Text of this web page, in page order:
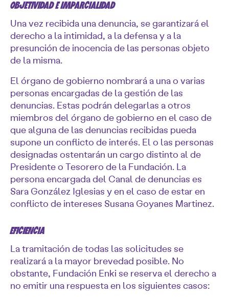
OBJETIVIDAD E IMPARCIALIDAD
Una vez recibida una denuncia, se garantizará el
derecho a la intimidad, a la defensa y a la
presunción de inocencia de las personas objeto
de la misma.
El órgano de gobierno nombrará a una o varias
personas encargadas de la gestión de las
denuncias. Estas podrán delegarlas a otros
miembros del órgano de gobierno en el caso de
que alguna de las denuncias recibidas pueda
supone un conflicto de interés. El o las personas
designadas ostentarán un cargo distinto al de
Presidente o Tesorero de la Fundación. La
persona encargada del Canal de denuncias es
Sara González Iglesias y en el caso de estar en
conflicto de intereses Susana Goyanes Martinez.
EFICIENCIA
La tramitación de todas las solicitudes se
realizará a la mayor brevedad posible. No
obstante, Fundación Enki se reserva el derecho a
no emitir una respuesta en los siguientes casos: